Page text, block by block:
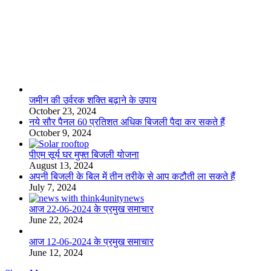
जमीन की उर्वरक शक्ति बढ़ाने के उपाय
October 23, 2024
नये सौर पैनल 60 प्रतिशत अधिक बिजली पैदा कर सकते हैं
October 9, 2024
पीएम सूर्य घर मुफ्त बिजली योजना
August 13, 2024
अपनी बिजली के बिल में तीन तरीके से आप कटौती ला सकते हैं
July 7, 2024
आज 22-06-2024 के प्रमुख समाचार
June 22, 2024
आज 12-06-2024 के प्रमुख समाचार
June 12, 2024